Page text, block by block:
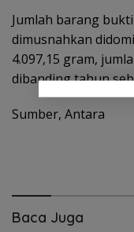
Jumlah barang
dimusnahkan
4.097,15 gram,
dibanding tahun
Sumber, Antara
Baca Juga